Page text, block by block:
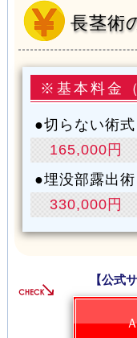
長茎術
※基本料金
切らない術式
165,000円
埋没部露出術
330,000円
【公式